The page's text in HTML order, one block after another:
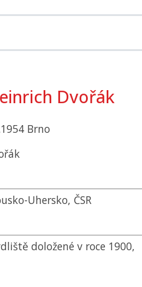
Dvořák
Brno
Uhersko, ČSR
doložené v roce 1900,